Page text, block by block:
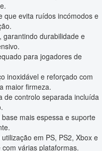
que evita ruídos incómodos e
durabilidade e
para jogadores de
inoxidável e reforçado com
maior firmeza.
de controlo separada incluída
mais espessa e suporte
em PS, PS2, Xbox e
várias plataformas.